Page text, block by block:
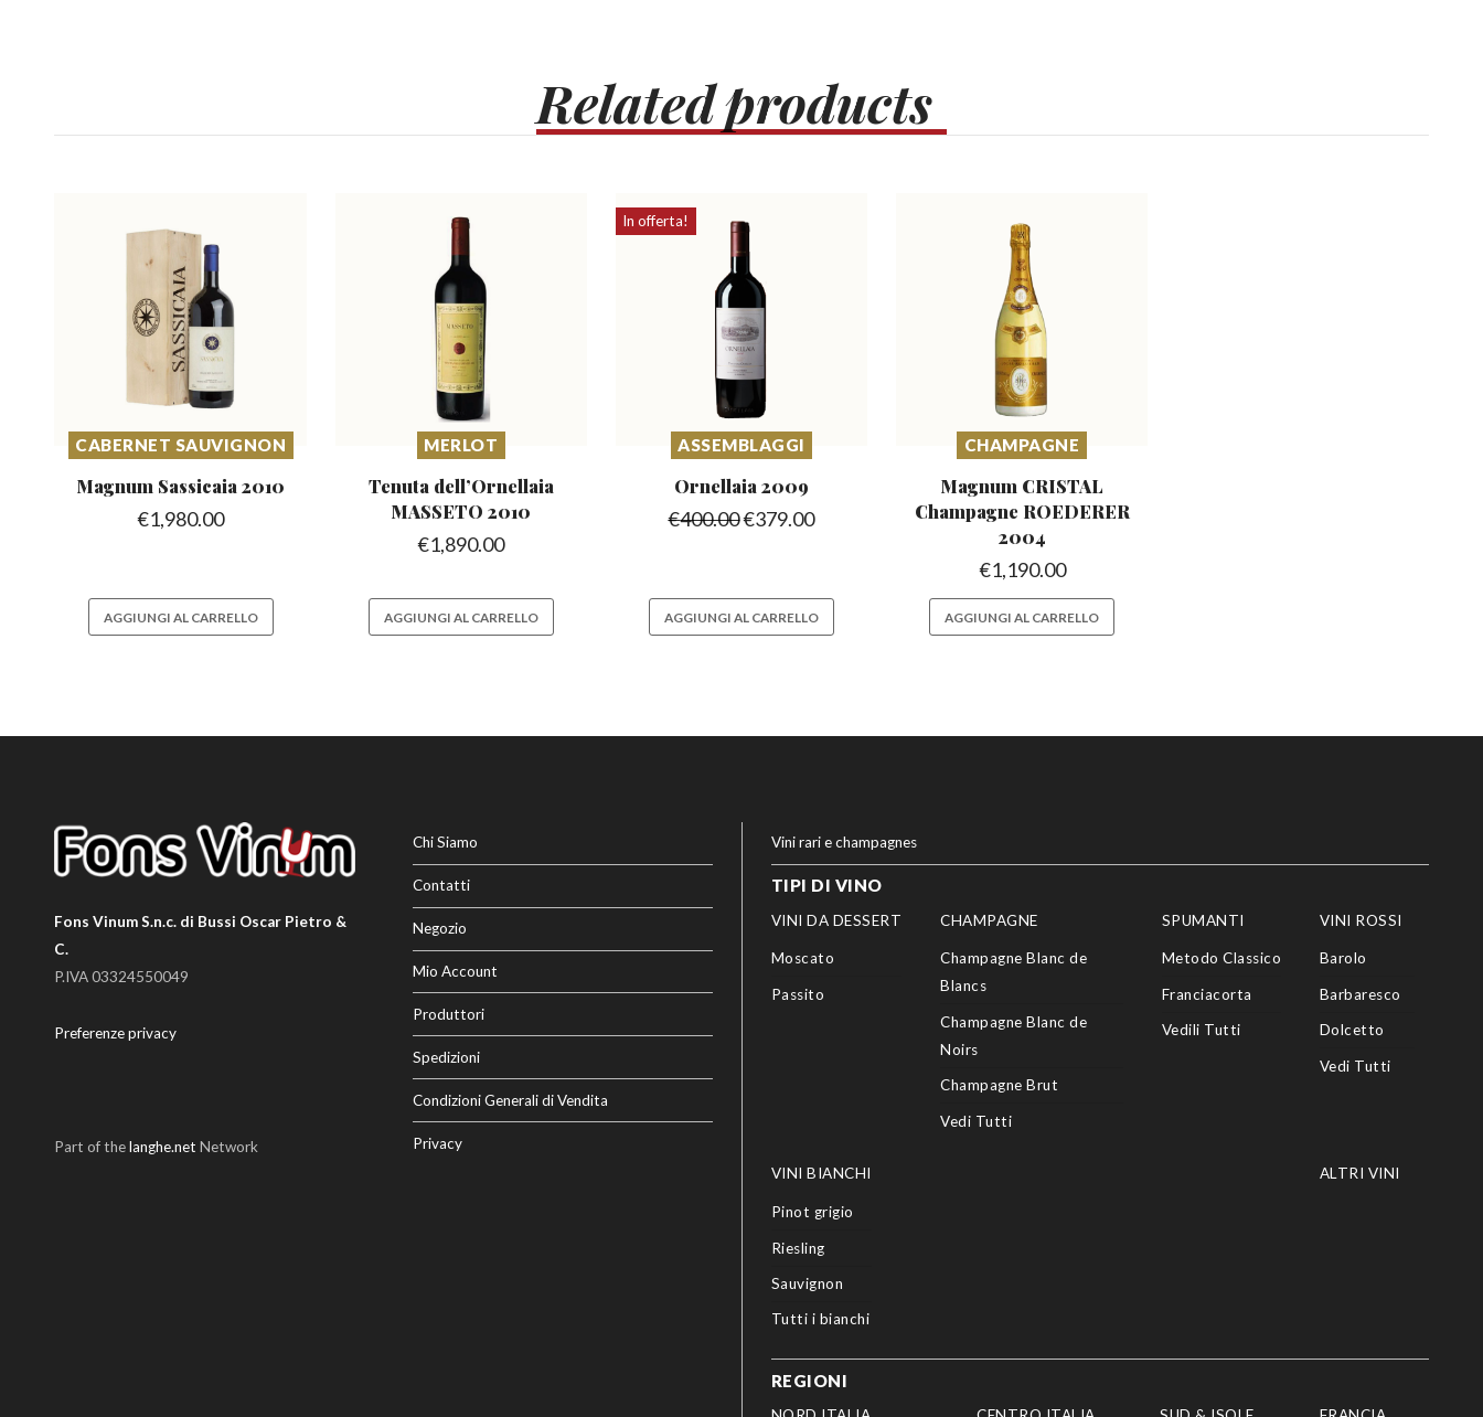
Relatedproducts
CABERNET SAUVIGNON
Magnum Sassicaia2010
€1,980.00
AGGIUNGI AL CARRELLO
MERLOT
Tenuta dell’Ornellaia
MASSETO 2010
€1,890.00
AGGIUNGI AL CARRELLO
In offerta!
ASSEMBLAGGI
Ornellaia 2009
€400.00€379.00
AGGIUNGI AL CARRELLO
CHAMPAGNE
Magnum CRISTAL
Champagne ROEDERER
2004
€1,190.00
AGGIUNGI AL CARRELLO
Fons Vinum S.n.c. di Bussi Oscar Pietro &
C.
P.IVA 03324550049
Preferenze privacy
Part of thelanghe.net Network
Chi Siamo
Contatti
Negozio
Mio Account
Produttori
Spedizioni
Condizioni Generali di Vendita
Privacy
Vini rari e champagnes
TIPI DI VINO
VINI DA DESSERT
Moscato
Passito
CHAMPAGNE
Champagne Blanc de
Blancs
Champagne Blanc de
Noirs
Champagne Brut
Vedi Tutti
SPUMANTI
Metodo Classico
Franciacorta
Vedili Tutti
VINI ROSSI
Barolo
Barbaresco
Dolcetto
Vedi Tutti
VINI BIANCHI
Pinot grigio
Riesling
Sauvignon
Tutti i bianchi
ALTRI VINI
REGIONI